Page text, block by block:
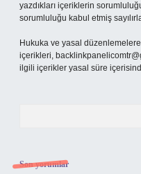
yazdıkları içeriklerin
sorumluluğu kabul etmiş
Hukuka ve yasal
içerikleri,
ilgili içerikler yasal süre
Son yorumlar